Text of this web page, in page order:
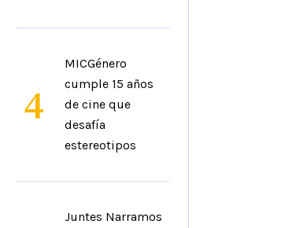
4
MICGénero
cumple 15 años
de cine que
desafía
estereotipos
Juntes Narramos